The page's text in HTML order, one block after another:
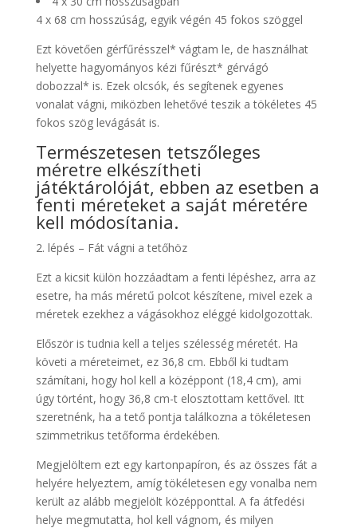
4 x 68 cm hosszúság, egyik végén 45 fokos szöggel
Ezt követően gérfűrésszel* vágtam le, de használhat
helyette hagyományos kézi fűrészt* gérvágó
dobozzal* is. Ezek olcsók, és segítenek egyenes
vonalat vágni, miközben lehetővé teszik a tökéletes 45
fokos szög levágását is.
Természetesen tetszőleges
méretre elkészítheti
játéktárolóját, ebben az esetben a
fenti méreteket a saját méretére
kell módosítania.
2. lépés – Fát vágni a tetőhöz
Ezt a kicsit külön hozzáadtam a fenti lépéshez, arra az
esetre, ha más méretű polcot készítene, mivel ezek a
méretek ezekhez a vágásokhoz eléggé kidolgozottak.
Először is tudnia kell a teljes szélesség méretét. Ha
követi a méreteimet, ez 36,8 cm. Ebből ki tudtam
számítani, hogy hol kell a középpont (18,4 cm), ami
úgy történt, hogy 36,8 cm-t elosztottam kettővel. Itt
szeretnénk, ha a tető pontja találkozna a tökéletesen
szimmetrikus tetőforma érdekében.
Megjelöltem ezt egy kartonpapíron, és az összes fát a
helyére helyeztem, amíg tökéletesen egy vonalba nem
került az alább megjelölt középponttal. A fa átfedési
helye megmutatta, hol kell vágnom, és milyen